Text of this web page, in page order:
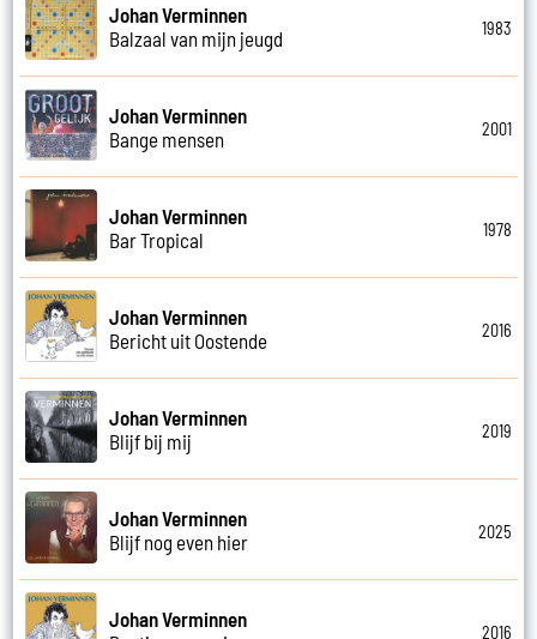
Johan Verminnen
Balzaal van mijn jeugd
1983
Johan Verminnen
Bange mensen
2001
Johan Verminnen
Bar Tropical
1978
Johan Verminnen
Bericht uit Oostende
2016
Johan Verminnen
Blijf bij mij
2019
Johan Verminnen
Blijf nog even hier
2025
Johan Verminnen
2016